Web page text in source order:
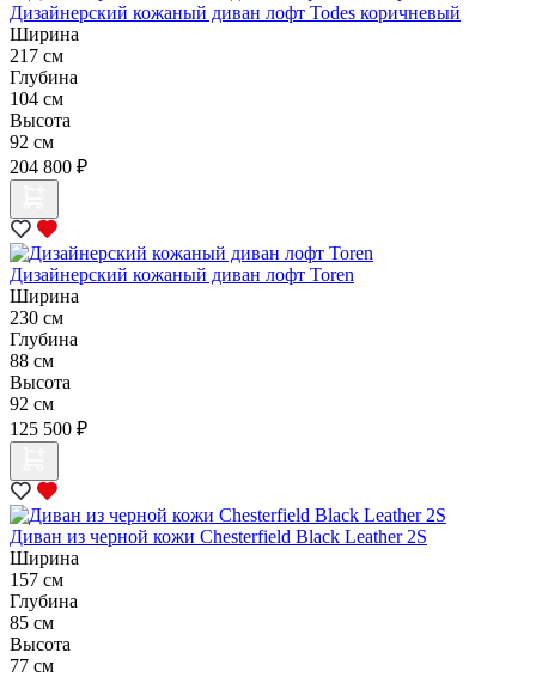
Дизайнерский кожаный диван лофт Todes коричневый
Ширина
217 см
Глубина
104 см
Высота
92 см
204 800 ₽
Дизайнерский кожаный диван лофт Toren
Ширина
230 см
Глубина
88 см
Высота
92 см
125 500 ₽
Диван из черной кожи Chesterfield Black Leather 2S
Ширина
157 см
Глубина
85 см
Высота
77 см